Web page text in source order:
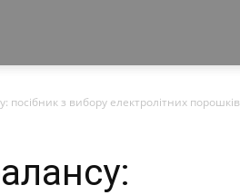
посібник з вибору електролітних порошків